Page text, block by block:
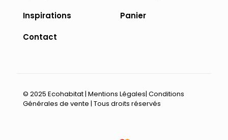
Inspirations
Contact
Panier
© 2025 Ecohabitat | Mentions Légales| Conditions
Générales de vente | Tous droits réservés